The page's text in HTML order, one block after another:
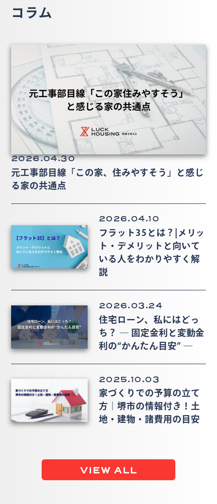
コラム
2026.04.30
元工事部目線「この家、住みやすそう」と感じ
る家の共通点
2026.04.10
フラット35とは？|メリッ
ト・デメリットと向いて
いる人をわかりやすく解
説
2026.03.24
住宅ローン、私にはどっ
ち？ ― 固定金利と変動金
利の“かんたん目安” ―
2025.10.03
家づくりでの予算の立て
方｜堺市の情報付き！土
地・建物・諸費用の目安
VIEW ALL